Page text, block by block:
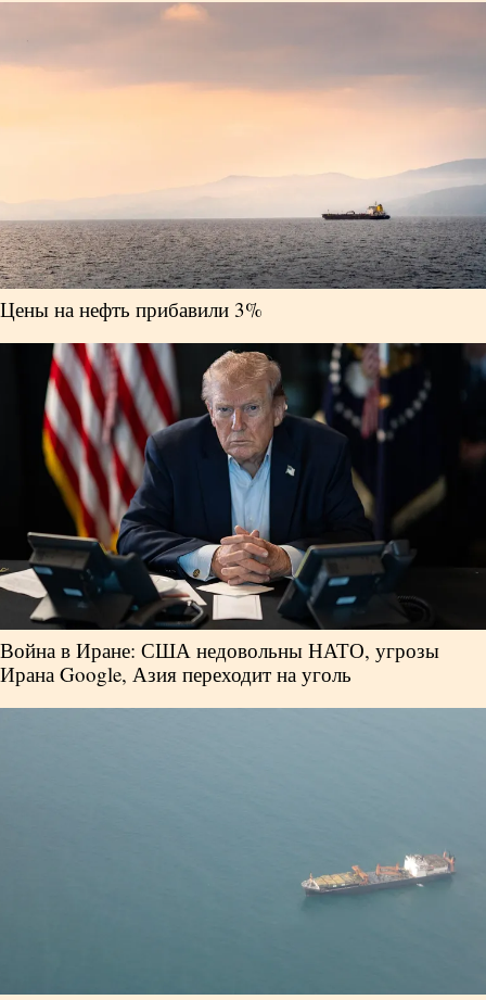
Цены на нефть прибавили 3%
Война в Иране: США недовольны НАТО, угрозы
Ирана Google, Азия переходит на уголь